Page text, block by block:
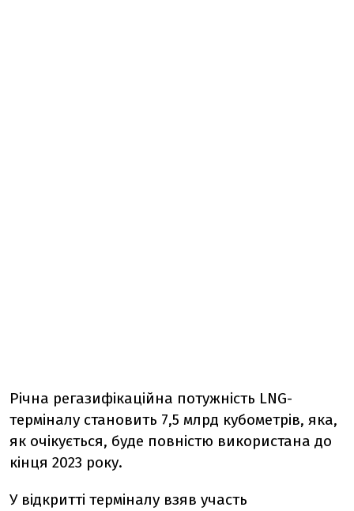
Річна регазифікаційна потужність LNG-
терміналу становить 7,5 млрд кубометрів, яка,
як очікується, буде повністю використана до
кінця 2023 року.
У відкритті терміналу взяв участь